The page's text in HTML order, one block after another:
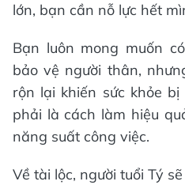
lớn, bạn cần nỗ lực hết
Bạn luôn mong muốn
bảo vệ người thân,
rộn lại khiến sức khỏe
phải là cách làm hiệu
năng suất công việc.
Về tài lộc, người tuổi Tý